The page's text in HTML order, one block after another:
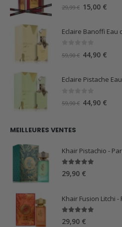
29,99€ Le
initial
15,00 €
Eclaire Banoffi Eau
59,90€ Le
initial
44,90 €
actuel
Eclaire Pistache
59,90€ Le
44,90 €
MEILLEURES VENTES
Khair Pistachio -
5.00sur 5
29,90 €
Khair Fusion Litchi
5.00sur 5
29,90 €